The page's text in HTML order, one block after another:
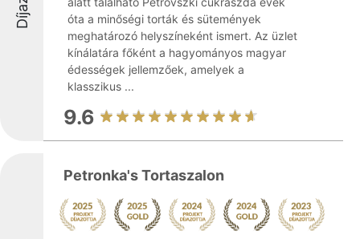
óta a minőségi torták és sütemények
meghatározó helyszíneként ismert. Az üzlet
kínálatára főként a hagyományos magyar
édességek jellemzőek, amelyek a
klasszikus ...
9.6
Petronka's Tortaszalon